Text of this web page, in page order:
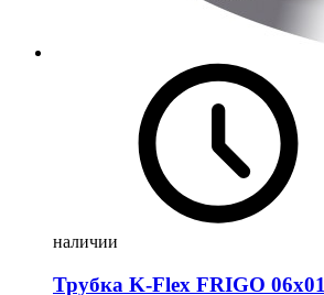
наличии
Трубка K-Flex FRIGO